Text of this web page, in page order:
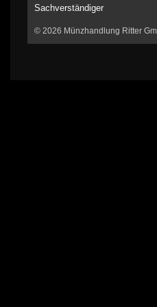
Sachverständiger
© 2026 Münzhandlung Ritter